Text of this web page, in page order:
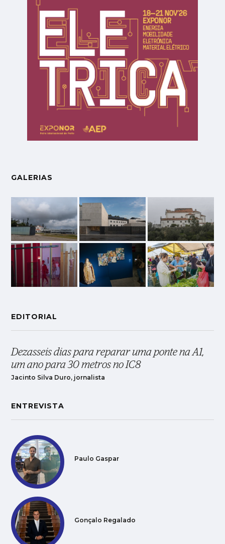
GALERIAS
EDITORIAL
Dezasseis dias para reparar uma ponte na A1,
um ano para 30 metros no IC8
Jacinto Silva Duro, jornalista
ENTREVISTA
Paulo Gaspar
Gonçalo Regalado